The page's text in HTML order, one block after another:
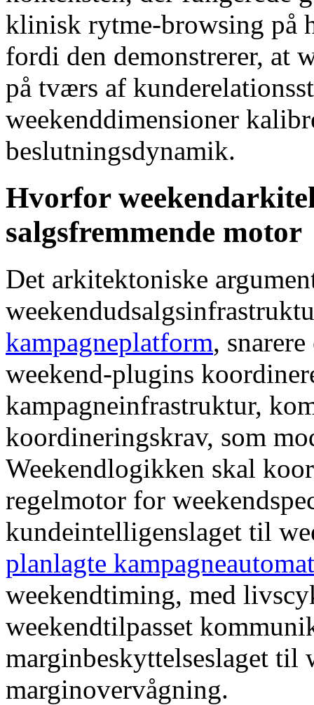
klinisk rytme-browsing på
fordi den demonstrerer, at
på tværs af
weekenddimensioner
beslutningsdynamik.
Hvorfor
salgsfremmende motor
Det arkitektoniske
kampagneplatform,
weekend-plugins
kampagneinfrastruktur,
koordineringskrav, som
Weekendlogikken skal
regelmotor for
kundeintelligenslaget til
planlagte
weekendtiming, med
weekendtilpasset
marginbeskyttelseslaget til
marginovervågning.